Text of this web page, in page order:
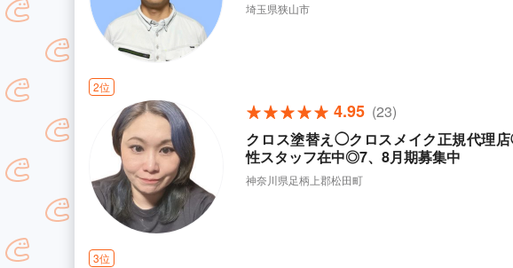
埼玉県狭山市
2位
4.95 (23)
クロス塗替え◯クロスメイク正規代理
性スタッフ在中◎7、8月期募集中
神奈川県足柄上郡松田町
3位